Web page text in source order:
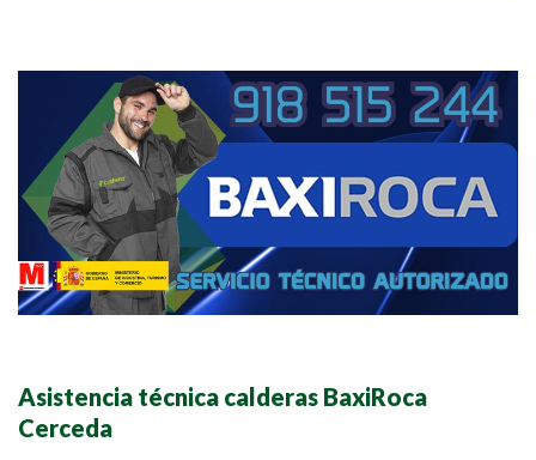
Asistencia técnica calderas BaxiRoca
Cerceda